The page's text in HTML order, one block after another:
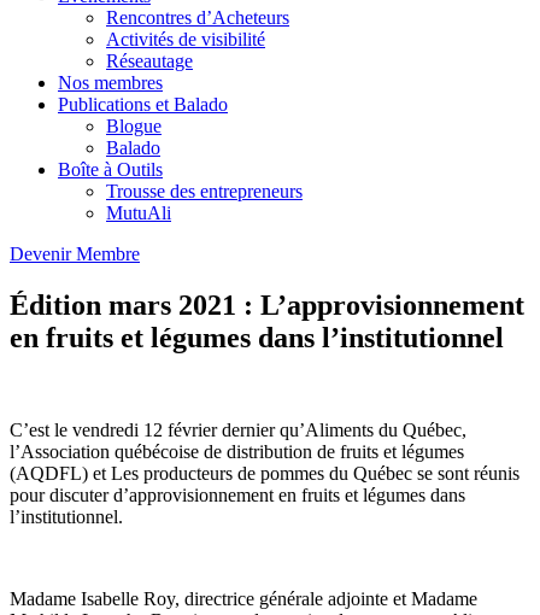
Rencontres d’Acheteurs
Activités de visibilité
Réseautage
Nos membres
Publications et Balado
Blogue
Balado
Boîte à Outils
Trousse des entrepreneurs
MutuAli
Devenir Membre
Édition mars 2021 : L’approvisionnement
en fruits et légumes dans l’institutionnel
C’est le vendredi 12 février dernier qu’Aliments du Québec,
l’Association québécoise de distribution de fruits et légumes
(AQDFL) et Les producteurs de pommes du Québec se sont réunis
pour discuter d’approvisionnement en fruits et légumes dans
l’institutionnel.
Madame Isabelle Roy, directrice générale adjointe et Madame